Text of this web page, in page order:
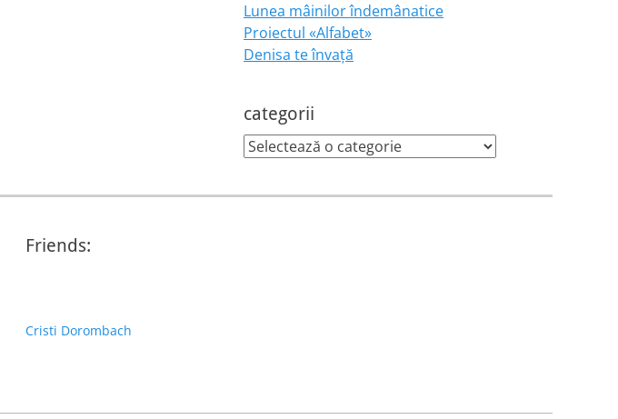
Lunea mâinilor îndemânatice
Proiectul «Alfabet»
Denisa te învaţă
categorii
categorii
Friends:
Cristi Dorombach